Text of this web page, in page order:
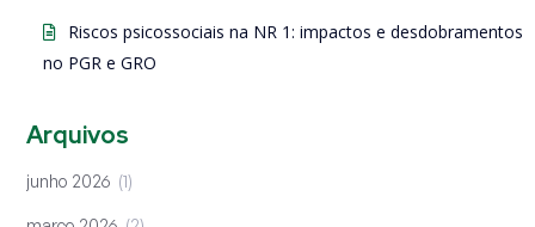
Riscos psicossociais na NR 1: impactos e desdobramentos
no PGR e GRO
Arquivos
junho 2026 1